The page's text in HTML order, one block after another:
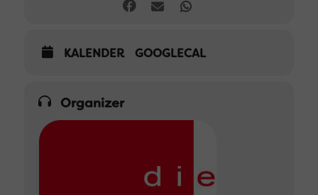
KALENDER GOOGLECAL
Organizer